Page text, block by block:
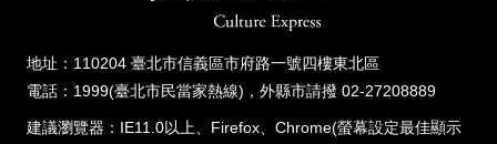
地址：110204 臺北市信義區市府路一號四樓東北區
電話：1999(臺北市民當家熱線)，外縣市請撥 02-27208889
建議瀏覽器：IE11.0以上、Firefox、Chrome(螢幕設定最佳顯示